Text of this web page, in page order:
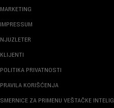
MARKETING
IMPRESSUM
NJUZLETER
KLIJENTI
POLITIKA PRIVATNOSTI
PRAVILA KORIŠĆENJA
SMERNICE ZA PRIMENU VEŠTAČKE